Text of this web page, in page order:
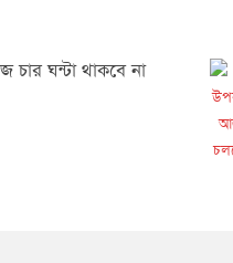
চার ঘন্টা থাকবে না